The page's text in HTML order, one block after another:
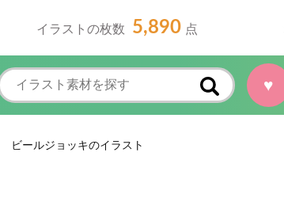
イラストの枚数 5,890 点
♥
ビールジョッキのイラスト